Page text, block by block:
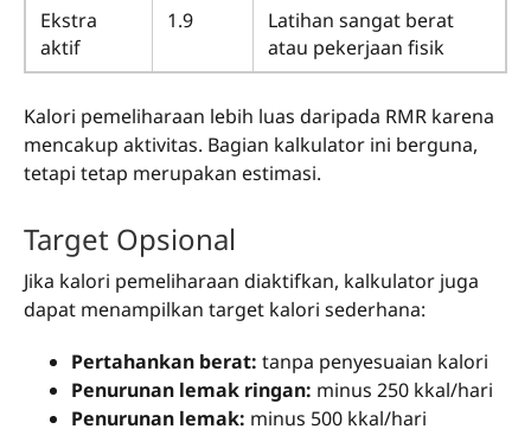
Ekstra
aktif
1.9
Latihan sangat berat
atau pekerjaan fisik
Kalori pemeliharaan lebih luas daripada RMR karena
mencakup aktivitas. Bagian kalkulator ini berguna,
tetapi tetap merupakan estimasi.
Target Opsional
Jika kalori pemeliharaan diaktifkan, kalkulator juga
dapat menampilkan target kalori sederhana:
Pertahankan berat: tanpa penyesuaian kalori
Penurunan lemak ringan: minus 250 kkal/hari
Penurunan lemak: minus 500 kkal/hari